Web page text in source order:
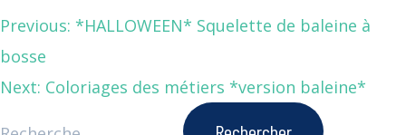
Previous: *HALLOWEEN* Squelette de baleine à
bosse
Next: Coloriages des métiers *version baleine*